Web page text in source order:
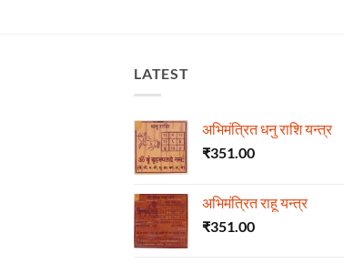
LATEST
अभिमंत्रित धनु राशि यन्त्र
₹351.00
अभिमंत्रित राहू यन्त्र
₹351.00